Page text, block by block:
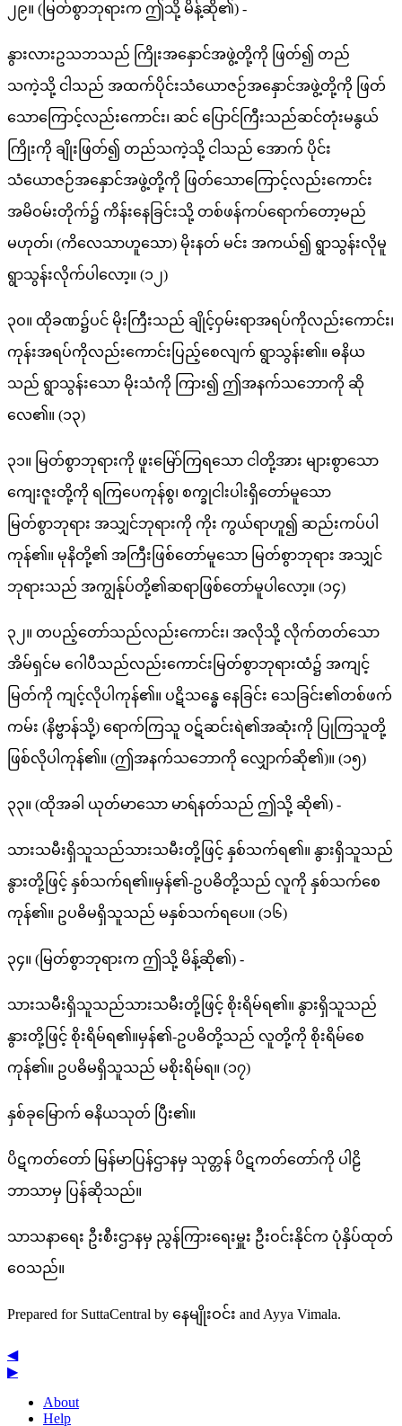
၂၉။ (မြတ်စွာဘုရားက ဤသို့ မိန့်ဆို၏) -
နွားလားဥသဘသည် ကြိုးအနှောင်အဖွဲ့တို့ကို ဖြတ်၍ တည်
သကဲ့သို့ ငါသည် အထက်ပိုင်းသံယောဇဉ်အနှောင်အဖွဲ့တို့ကို ဖြတ်
သောကြောင့်လည်းကောင်း၊ ဆင် ပြောင်ကြီးသည်ဆင်တုံးမနွယ်
ကြိုးကို ချိုးဖြတ်၍ တည်သကဲ့သို့ ငါသည် အောက် ပိုင်း
သံယောဇဉ်အနှောင်အဖွဲ့တို့ကို ဖြတ်သောကြောင့်လည်းကောင်း
အမိဝမ်းတိုက်၌ ကိန်းနေခြင်းသို့ တစ်ဖန်ကပ်ရောက်တော့မည်
မဟုတ်၊ (ကိလေသာဟူသော) မိုးနတ် မင်း အကယ်၍ ရွာသွန်းလိုမူ
ရွာသွန်းလိုက်ပါလော့။ (၁၂)
၃ဝ။ ထိုခဏ၌ပင် မိုးကြီးသည် ချိုင့်ဝှမ်းရာအရပ်ကိုလည်းကောင်း၊
ကုန်းအရပ်ကိုလည်းကောင်းပြည့်စေလျက် ရွာသွန်း၏။ ဓနိယ
သည် ရွာသွန်းသော မိုးသံကို ကြား၍ ဤအနက်သဘောကို ဆို
လေ၏။ (၁၃)
၃၁။ မြတ်စွာဘုရားကို ဖူးမြော်ကြရသော ငါတို့အား များစွာသော
ကျေးဇူးတို့ကို ရကြပေကုန်စွ၊ စက္ခုငါးပါးရှိတော်မူသော
မြတ်စွာဘုရား အသျှင်ဘုရားကို ကိုး ကွယ်ရာဟူ၍ ဆည်းကပ်ပါ
ကုန်၏။ မုနိတို့၏ အကြီးဖြစ်တော်မူသော မြတ်စွာဘုရား အသျှင်
ဘုရားသည် အကျွန်ုပ်တို့၏ဆရာဖြစ်တော်မူပါလော့။ (၁၄)
၃၂။ တပည့်တော်သည်လည်းကောင်း၊ အလိုသို့ လိုက်တတ်သော
အိမ်ရှင်မ ဂေါပီသည်လည်းကောင်းမြတ်စွာဘုရားထံ၌ အကျင့်
မြတ်ကို ကျင့်လိုပါကုန်၏။ ပဋိသန္ဓေ နေခြင်း သေခြင်း၏တစ်ဖက်
ကမ်း (နိဗ္ဗာန်သို့) ရောက်ကြသူ ဝဋ်ဆင်းရဲ၏အဆုံးကို ပြုကြသူတို့
ဖြစ်လိုပါကုန်၏။ (ဤအနက်သဘောကို လျှောက်ဆို၏)။ (၁၅)
၃၃။ (ထိုအခါ ယုတ်မာသော မာရ်နတ်သည် ဤသို့ ဆို၏) -
သားသမီးရှိသူသည်သားသမီးတို့ဖြင့် နှစ်သက်ရ၏။ နွားရှိသူသည်
နွားတို့ဖြင့် နှစ်သက်ရ၏။မှန်၏-ဥပဓိတို့သည် လူကို နှစ်သက်စေ
ကုန်၏။ ဥပဓိမရှိသူသည် မနှစ်သက်ရပေ။ (၁၆)
၃၄။ (မြတ်စွာဘုရားက ဤသို့ မိန့်ဆို၏) -
သားသမီးရှိသူသည်သားသမီးတို့ဖြင့် စိုးရိမ်ရ၏။ နွားရှိသူသည်
နွားတို့ဖြင့် စိုးရိမ်ရ၏။မှန်၏-ဥပဓိတို့သည် လူတို့ကို စိုးရိမ်စေ
ကုန်၏။ ဥပဓိမရှိသူသည် မစိုးရိမ်ရ။ (၁၇)
နှစ်ခုမြောက် ဓနိယသုတ် ပြီး၏။
ပိဋကတ်တော် မြန်မာပြန်ဌာနမှ သုတ္တန် ပိဋကတ်တော်ကို ပါဠိ
ဘာသာမှ ပြန်ဆိုသည်။
သာသနာရေး ဦးစီးဌာနမှ ညွန်ကြားရေးမှူး ဦးဝင်းနိုင်က ပုံနှိပ်ထုတ်
ဝေသည်။
Prepared for SuttaCentral by နေမျိုးဝင်း and Ayya Vimala.
◀
▶
About
Help